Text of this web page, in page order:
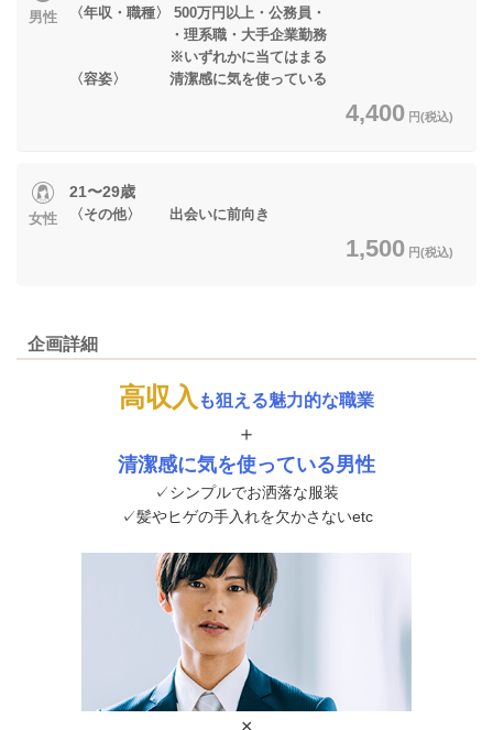
男性
〈年収・職種〉 500万円以上・公務員・
・理系職・大手企業勤務
※いずれかに当てはまる
〈容姿〉 清潔感に気を使っている
4,400 円(税込)
女性
21〜29歳
〈その他〉 出会いに前向き
1,500 円(税込)
企画詳細
高収入 も狙える魅力的な職業
＋
清潔感に気を使っている男性
✓シンプルでお洒落な服装
✓髪やヒゲの手入れを欠かさないetc